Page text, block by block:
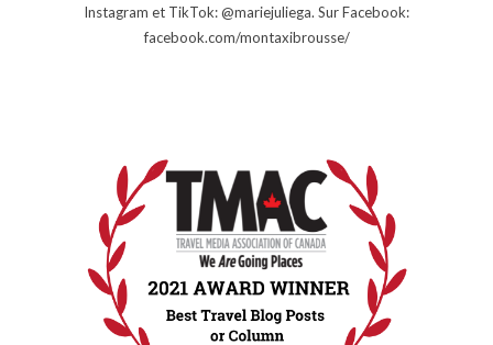
Instagram et TikTok: @mariejuliega. Sur Facebook:
facebook.com/montaxibrousse/